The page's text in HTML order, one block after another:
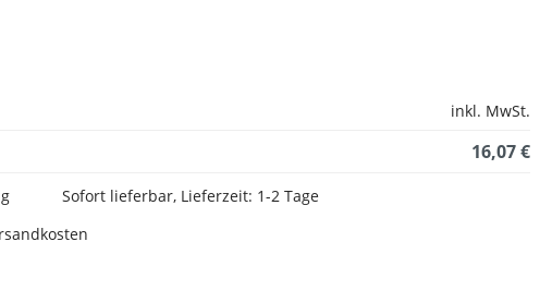
inkl. MwSt.
16,07 €
Sofort lieferbar, Lieferzeit: 1-2 Tage